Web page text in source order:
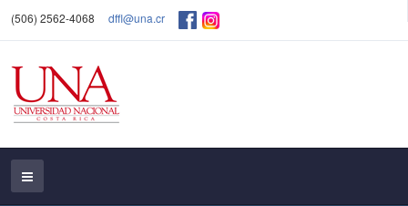
(506) 2562-4068 dffl@una.cr